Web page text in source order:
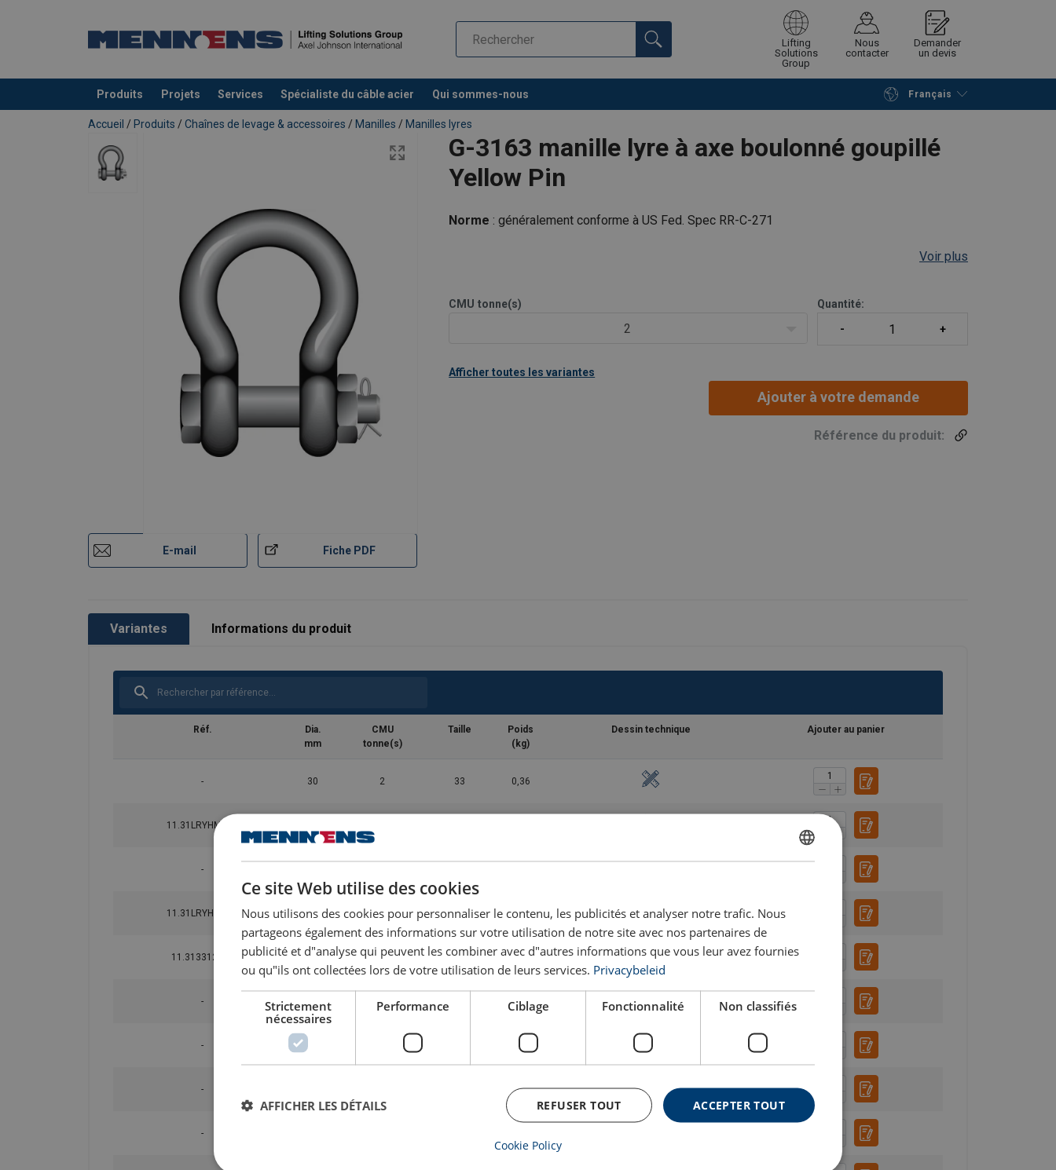
Lifting
Solutions
Group
Nous
contacter
Demander
un devis
Produits Projets Services Spécialiste du câble acier Qui sommes-nous Français
Ajouté au panier Poursuivre Envoyer demande
Accueil / Produits / Chaînes de levage & accessoires / Manilles / Manilles lyres
G-3163 manille lyre à axe boulonné goupillé
Yellow Pin
E-mail Fiche PDF
Norme : généralement conforme à US Fed. Spec RR-C-271
Voir plus
CMU tonne(s)
2
Quantité:
Afficher toutes les variantes
Ajouter à votre demande
Référence du produit:
Variantes Informations du produit
Réf.
Dia.
mm
CMU
tonne(s)
Taille
Poids
(kg)
Dessin technique Ajouter au panier
- 30 2 33 0,36
11.31LRYHMB16
-
11.31LRYHMB22 53 6,5 58 1,61
11.313312210 61 8,5 68 2,42
- 9,5 3,35
- 76 5,32
- 7,19
-
Matériau:
Marquage:
Coefficient de sécurité:
DUTCH
FRENCH
Ce site Web utilise des cookies
Nous utilisons des cookies pour personnaliser le contenu, les publicités et analyser notre trafic. Nous
partageons également des informations sur votre utilisation de notre site avec nos partenaires de
publicité et d"analyse qui peuvent les combiner avec d"autres informations que vous leur avez fournies
ou qu"ils ont collectées lors de votre utilisation de leurs services. Privacybeleid
Strictement
nécessaires
Performance Ciblage Fonctionnalité Non classifiés
ACCEPTER TOUT
REFUSER TOUT
AFFICHER LES DÉTAILS
Cookie Policy